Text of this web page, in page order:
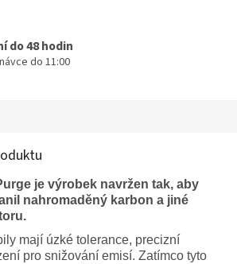
do 48 hodin
do 11:00
je výrobek navržen tak, aby
nahromaděný karbon a jiné
mají úzké tolerance, precizní
pro snižování emisí. Zatímco tyto